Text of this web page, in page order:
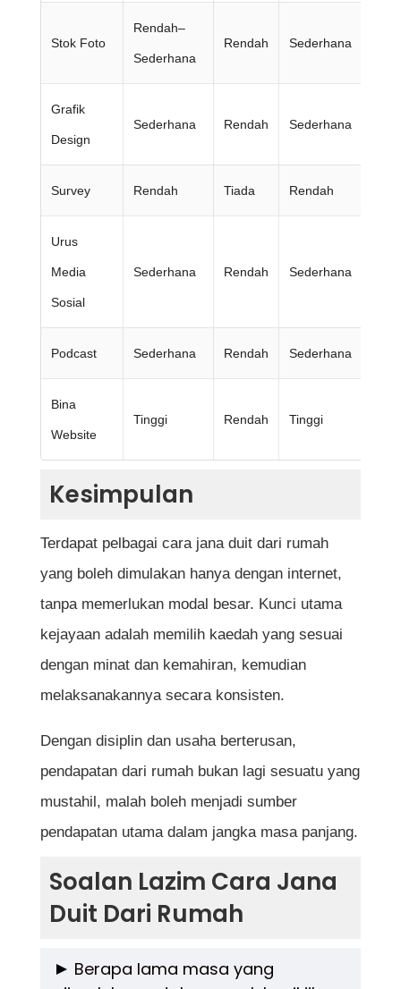
Stok Foto
Rendah–
Sederhana
Rendah Sederhana
Grafik
Design
Sederhana Rendah Sederhana
Survey Rendah Tiada Rendah
Urus
Media
Sosial
Sederhana Rendah Sederhana
Podcast Sederhana Rendah Sederhana
Bina
Website
Tinggi Rendah Tinggi
Kesimpulan
Terdapat pelbagai cara jana duit dari rumah
yang boleh dimulakan hanya dengan internet,
tanpa memerlukan modal besar. Kunci utama
kejayaan adalah memilih kaedah yang sesuai
dengan minat dan kemahiran, kemudian
melaksanakannya secara konsisten.
Dengan disiplin dan usaha berterusan,
pendapatan dari rumah bukan lagi sesuatu yang
mustahil, malah boleh menjadi sumber
pendapatan utama dalam jangka masa panjang.
Soalan Lazim Cara Jana
Duit Dari Rumah
Berapa lama masa yang